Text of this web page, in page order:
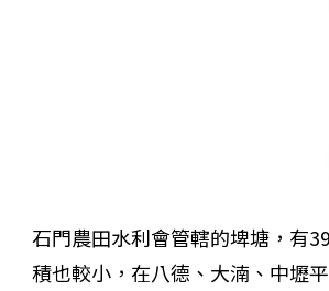
石門農田水利會管轄的埤塘，有
積也較小，在八德、大湳、中壢